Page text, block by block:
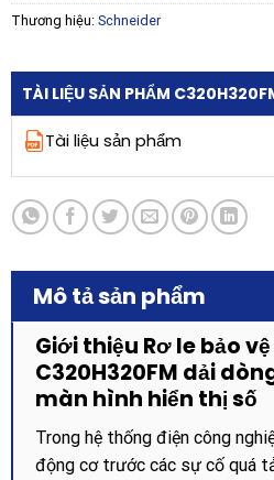
Thương hiệu: Schneider
TÀI LIỆU SẢN PHẨM
Tài liệu sản phẩm
Mô tả sản phẩm
Giới thiệu Rơ le bảo
C320H320FM dải
màn hình hiển thị số
Trong hệ thống điện công
động cơ trước các sự cố quá